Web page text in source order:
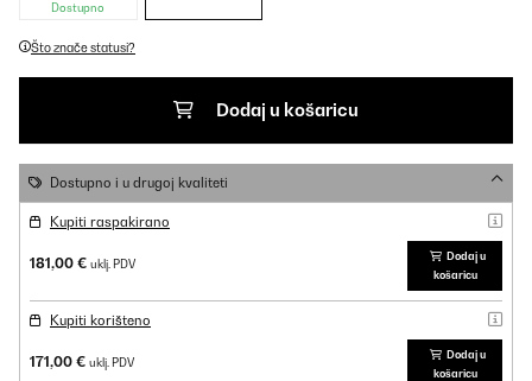
Dostupno
Što znače statusi?
Dodaj u košaricu
Dostupno i u drugoj kvaliteti
Kupiti raspakirano
181,00 € uklj. PDV
Dodaj u
košaricu
Kupiti korišteno
171,00 € uklj. PDV
Dodaj u
košaricu